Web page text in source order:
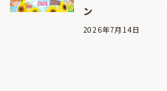
ン
2026年7月14日